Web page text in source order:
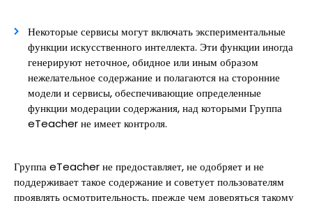
Некоторые сервисы могут включать экспериментальные
функции искусственного интеллекта. Эти функции иногда
генерируют неточное, обидное или иным образом
нежелательное содержание и полагаются на сторонние
модели и сервисы, обеспечивающие определенные
функции модерации содержания, над которыми Группа
eTeacher не имеет контроля.
Группа eTeacher не предоставляет, не одобряет и не
поддерживает такое содержание и советует пользователям
проявлять осмотрительность, прежде чем доверяться такому